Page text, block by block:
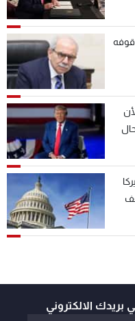
بريدك الالكتروني